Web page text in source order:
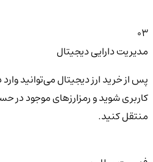
03
مدیریت دارایی دیجیتال
پس از خرید ارز دیجیتال می‌توانید
کاربری شوید و رمزارزهای موجود در
منتقل کنید.